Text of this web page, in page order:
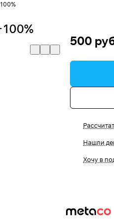
500
Нашли
Хочу в